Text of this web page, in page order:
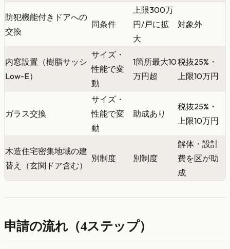
防犯機能付きドアへの
交換
同条件
上限300万
円/戸に拡
大
対象外
内窓設置（樹脂サッシ
Low-E）
サイズ・
性能で変
動
1箇所最大10
万円超
税抜25%・
上限10万円
ガラス交換
サイズ・
性能で変
動
助成あり
税抜25%・
上限10万円
木造住宅密集地域の建
替え（玄関ドア含む）
別制度 別制度
解体・設計
費を区が助
成
申請の流れ（4ステップ）